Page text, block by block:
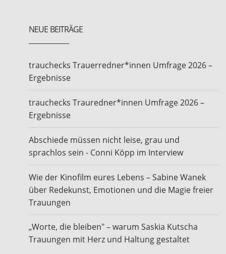
NEUE BEITRÄGE
trauchecks Trauerredner*innen Umfrage 2026 –
Ergebnisse
trauchecks Trauredner*innen Umfrage 2026 –
Ergebnisse
Abschiede müssen nicht leise, grau und
sprachlos sein - Conni Köpp im Interview
Wie der Kinofilm eures Lebens – Sabine Wanek
über Redekunst, Emotionen und die Magie freier
Trauungen
„Worte, die bleiben" – warum Saskia Kutscha
Trauungen mit Herz und Haltung gestaltet